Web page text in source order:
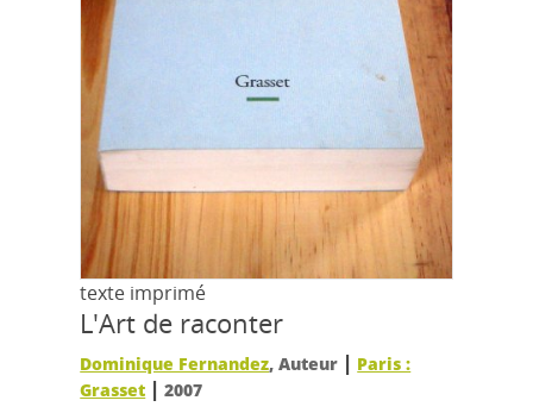
texte imprimé
L'Art de raconter
Dominique Fernandez, Auteur | Paris :
Grasset |2007